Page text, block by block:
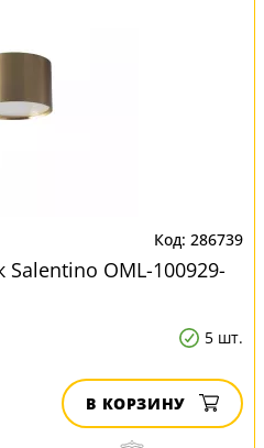
286739
OML-100929-
5 шт.
В КОРЗИНУ